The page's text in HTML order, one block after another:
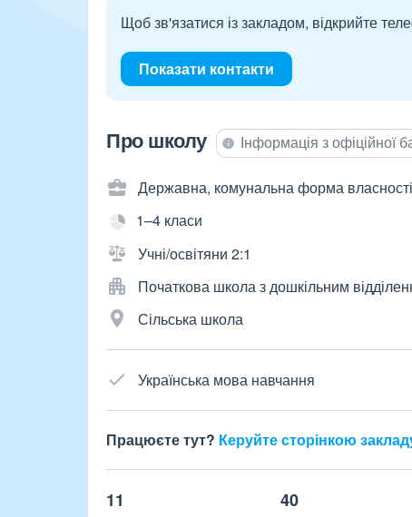
Щоб зв'язатися із закладом, відкрийте
Показати контакти
Про школу Інформація з офіційної
Державна, комунальна форма власності
1–4 класи
Учні/освітяни 2:1
Початкова школа з дошкільним
Сільська школа
Українська мова навчання
Працюєте тут? Керуйте сторінкою
11 40